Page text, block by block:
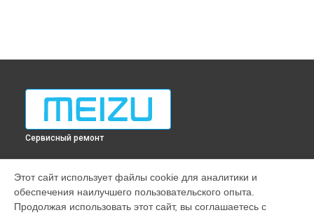
Сервисный ремонт
Note 22
M10
Этот сайт использует файлы cookie для аналитики и
обеспечения наилучшего пользовательского опыта.
Продолжая использовать этот сайт, вы соглашаетесь с